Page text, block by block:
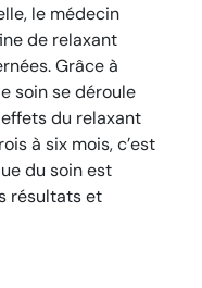
le médecin
de relaxant
Grâce à
soin se déroule
du relaxant
à six mois, c’est
du soin est
résultats et